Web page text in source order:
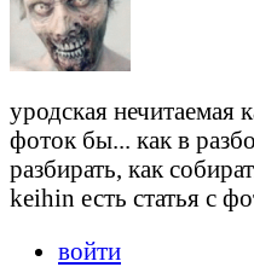
уродская нечитаемая
фоток бы... как в
разбирать, как
keihin есть статья с
войти